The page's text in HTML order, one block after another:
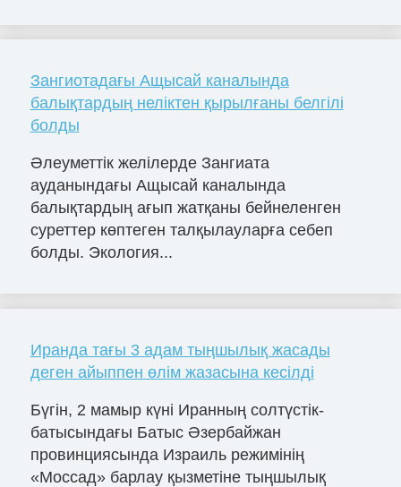
Зангиотадағы Ащысай каналында
балықтардың неліктен қырылғаны белгілі
болды
Әлеуметтік желілерде Зангиата
ауданындағы Ащысай каналында
балықтардың ағып жатқаны бейнеленген
суреттер көптеген талқылауларға себеп
болды. Экология...
Иранда тағы 3 адам тыңшылық жасады
деген айыппен өлім жазасына кесілді
Бүгін, 2 мамыр күні Иранның солтүстік-
батысындағы Батыс Әзербайжан
провинциясында Израиль режимінің
«Моссад» барлау қызметіне тыңшылық